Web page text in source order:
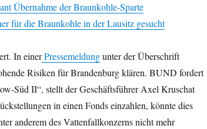
Übernahme der Braunkohle-Sparte
für die Braunkohle in der Lausitz gesucht
In einerPressemeldungunter der Überschrift
Risiken für Brandenburg klären. BUND fordert
Süd II“, stellt der Geschäftsführer Axel Kruschat
in einen Fonds einzahlen, könnte dies
anderem des Vattenfallkonzerns nicht mehr